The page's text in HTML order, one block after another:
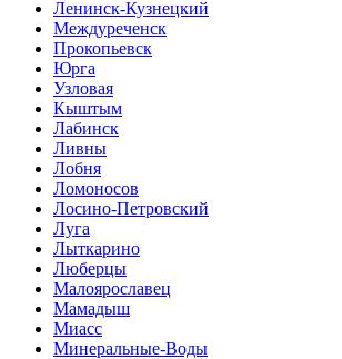
Ленинск-Кузнецкий
Междуреченск
Прокопьевск
Юрга
Узловая
Кыштым
Лабинск
Ливны
Лобня
Ломоносов
Лосино-Петровский
Луга
Лыткарино
Люберцы
Малоярославец
Мамадыш
Миасс
Минеральные-Воды